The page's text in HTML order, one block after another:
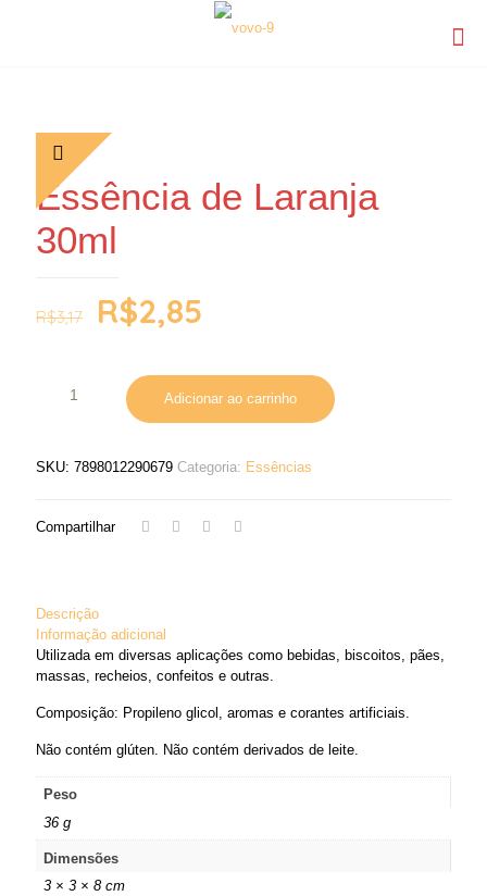
Essência de Laranja
30ml
R$3,17 R$2,85
Adicionar ao carrinho
SKU: 7898012290679 Categoria: Essências
Compartilhar
Descrição
Informação adicional
Utilizada em diversas aplicações como bebidas, biscoitos, pães,
massas, recheios, confeitos e outras.
Composição: Propileno glicol, aromas e corantes artificiais.
Não contém glúten. Não contém derivados de leite.
Peso
36 g
Dimensões
3 × 3 × 8 cm